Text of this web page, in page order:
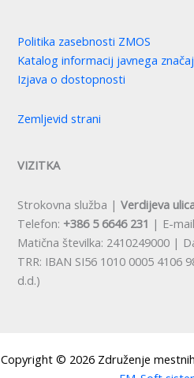
Politika zasebnosti ZMOS
Katalog informacij javnega
Izjava o dostopnosti
Zemljevid strani
VIZITKA
Strokovna služba |Verdijeva
Telefon: +386 5 6646 231 | E-
Matična številka: 2410249000 |
TRR: IBAN SI56 1010 0005 4106
d.d.)
Copyright © 2026 Združenje